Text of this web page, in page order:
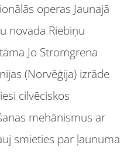
operas Jaunajā
novada Riebiņu
Jo Stromgrena
(Norvēģija) izrāde
cilvēciskos
mehānismus ar
smieties par ļaunuma